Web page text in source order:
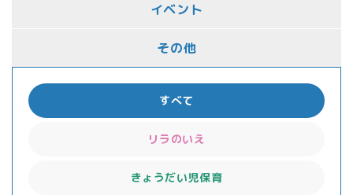
イベント
その他
すべて
リラのいえ
きょうだい児保育